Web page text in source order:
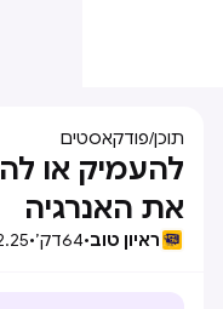
תוכן/פודקאסטים
להעמיק או
את האנרגיה
ראיון טוב•
64דק׳•